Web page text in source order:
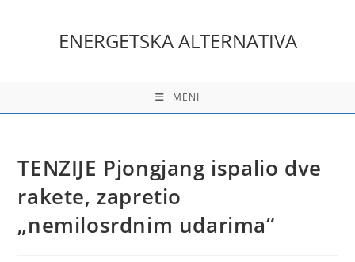
ENERGETSKA ALTERNATIVA
MENI
TENZIJE Pjongjang ispalio dve
rakete, zapretio
„nemilosrdnim udarima“